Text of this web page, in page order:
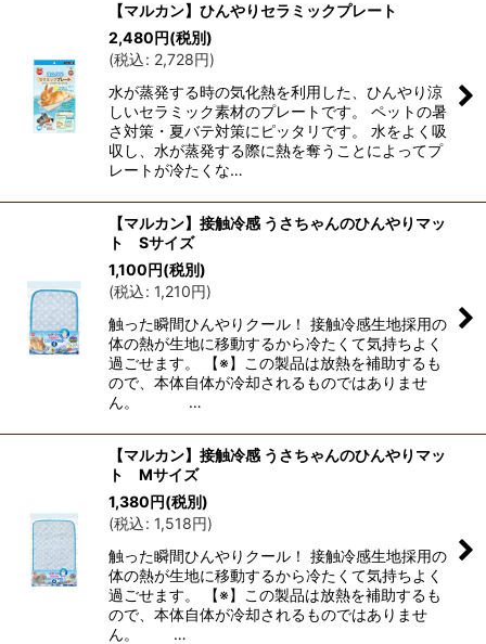
【マルカン】ひんやりセラミックプレート
2,480円(税別)
(税込: 2,728円)
水が蒸発する時の気化熱を利用した、ひんやり涼
しいセラミック素材のプレートです。 ペットの暑
さ対策・夏バテ対策にピッタリです。 水をよく吸
収し、水が蒸発する際に熱を奪うことによってプ
レートが冷たくな…
【マルカン】接触冷感 うさちゃんのひんやりマッ
ト Sサイズ
1,100円(税別)
(税込: 1,210円)
触った瞬間ひんやりクール！ 接触冷感生地採用の
体の熱が生地に移動するから冷たくて気持ちよく
過ごせます。 【※】この製品は放熱を補助するも
ので、本体自体が冷却されるものではありませ
ん。 …
【マルカン】接触冷感 うさちゃんのひんやりマッ
ト Mサイズ
1,380円(税別)
(税込: 1,518円)
触った瞬間ひんやりクール！ 接触冷感生地採用の
体の熱が生地に移動するから冷たくて気持ちよく
過ごせます。 【※】この製品は放熱を補助するも
ので、本体自体が冷却されるものではありませ
ん。 …